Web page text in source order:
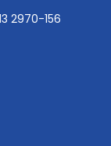
2970-156